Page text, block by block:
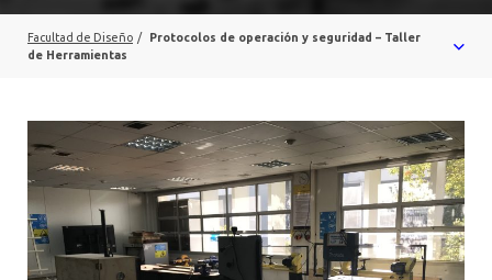
INVESTIGACIÓN
AGENDA
Facultad de Diseño /
Protocolos de operación y seguridad – Taller
de Herramientas